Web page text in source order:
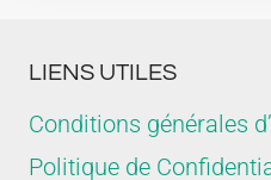
LIENS UTILES
Conditions générales
Politique de